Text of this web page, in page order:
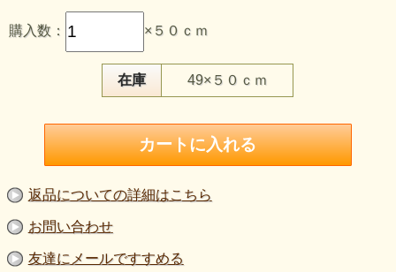
【品 番】la861
【商品名】メロンメッシュ 黒
【価 格】450円＋消費税（50cm単位）
【素 材】ポリエステル：100％
【生地幅】115cm
【販売単位】50cm単位になります。
【生地の厚さ】やや薄手
【ボタンのサイズ】比較用ボタン直径2cm
ランダムに絡み合った糸が、独特の表情を生み出すメロンメ
ッシュ生地。
のがデザインとして映える一枚です。
軽やかな透け感のある黒メッシュは、ドルマンシルエットや
オーバーサイズトップスの切り替え、
クロップド丈の羽織りや、ワイドシルエット衣装のアクセン
ト使いにも相性の良い素材感。
購入数： ×５０ｃｍ
在庫 49×５０ｃｍ
返品についての詳細はこちら
お問い合わせ
友達にメールですすめる